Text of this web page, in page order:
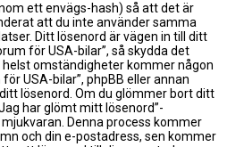
ett envägs-hash) så att det är
att du inte använder samma
Ditt lösenord är vägen in till ditt
för USA-bilar”, så skydda det
omständigheter kommer någon
USA-bilar”, phpBB eller annan
lösenord. Om du glömmer bort ditt
har glömt mitt lösenord”-
Denna process kommer
och din e-postadress, sen kommer